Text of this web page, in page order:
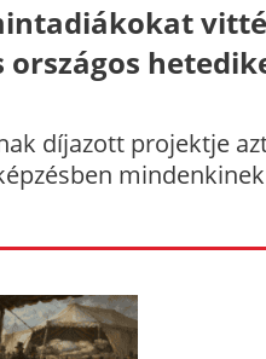
országos
díjazott projektje